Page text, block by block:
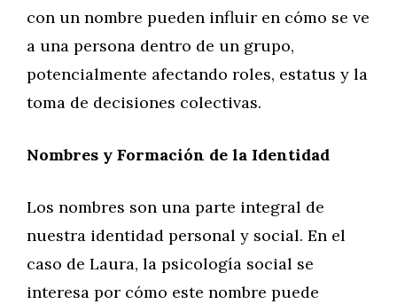
con un nombre pueden influir en cómo se ve
a una persona dentro de un grupo,
potencialmente afectando roles, estatus y la
toma de decisiones colectivas.
Nombres y Formación de la Identidad
Los nombres son una parte integral de
nuestra identidad personal y social. En el
caso de Laura, la psicología social se
interesa por cómo este nombre puede